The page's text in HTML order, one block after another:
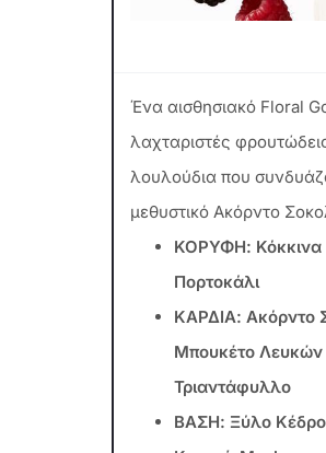
Ένα αισθησιακό Floral
λαχταριστές
λουλούδια που
μεθυστικό Ακόρντο
ΚΟΡΥΦΗ: Κόκκινα
Πορτοκάλι
ΚΑΡΔΙΑ: Ακόρντο
Μπουκέτο
Τριαντάφυλλο
ΒΑΣΗ: Ξύλο